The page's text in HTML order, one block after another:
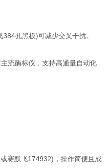
孔黑板)可减少交叉干扰‌。
酶标仪，支持高通量自动化
默飞174932)，操作简便且成